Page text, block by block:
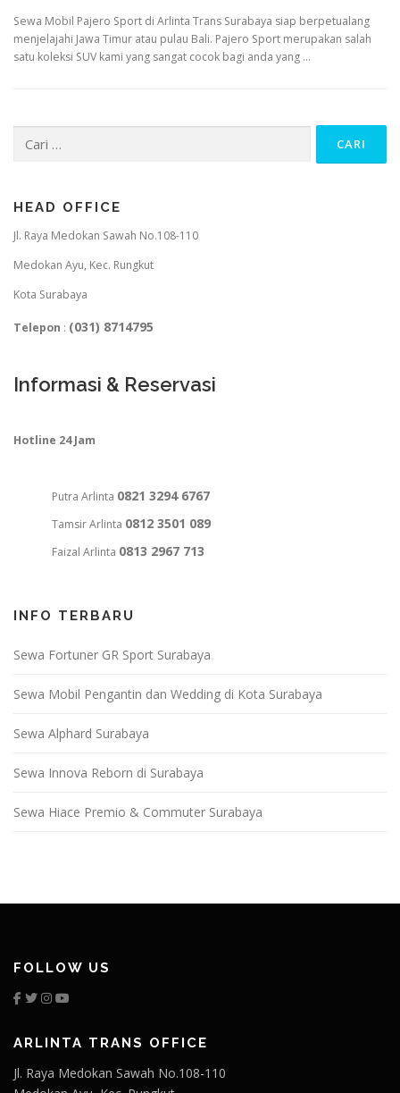
Sewa Mobil Pajero Sport di Arlinta Trans Surabaya siap berpetualang
menjelajahi Jawa Timur atau pulau Bali. Pajero Sport merupakan salah
satu koleksi SUV kami yang sangat cocok bagi anda yang …
untuk:
HEAD OFFICE
Jl. Raya Medokan Sawah No.108-110
Medokan Ayu, Kec. Rungkut
Kota Surabaya
Telepon : (031) 8714795
Informasi & Reservasi
Hotline 24 Jam
Putra Arlinta 0821 3294 6767
Tamsir Arlinta 0812 3501 089
Faizal Arlinta 0813 2967 713
INFO TERBARU
Sewa Fortuner GR Sport Surabaya
Sewa Mobil Pengantin dan Wedding di Kota Surabaya
Sewa Alphard Surabaya
Sewa Innova Reborn di Surabaya
Sewa Hiace Premio & Commuter Surabaya
FOLLOW US
ARLINTA TRANS OFFICE
Jl. Raya Medokan Sawah No.108-110